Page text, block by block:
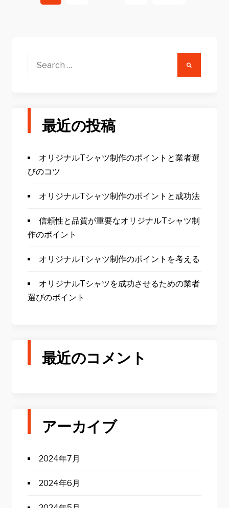
Search
最近の投稿
オリジナルTシャツ制作のポイントと業者選
びのコツ
オリジナルTシャツ制作のポイントと成功法
信頼性と品質が重要なオリジナルTシャツ制
作のポイント
オリジナルTシャツ制作のポイントを考える
オリジナルTシャツを成功させるための業者
選びのポイント
最近のコメント
アーカイブ
2024年7月
2024年6月